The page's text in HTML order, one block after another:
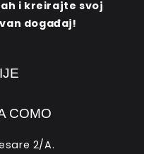
i kreirajte svoj
događaj!
COMO
2/A.